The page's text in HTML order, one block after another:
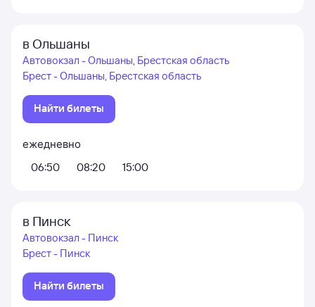
в Ольшаны
Автовокзал - Ольшаны, Брестская область
Брест - Ольшаны, Брестская область
Найти билеты
ежедневно
06:50
08:20 15:00
в Пинск
Автовокзал - Пинск
Брест - Пинск
Найти билеты